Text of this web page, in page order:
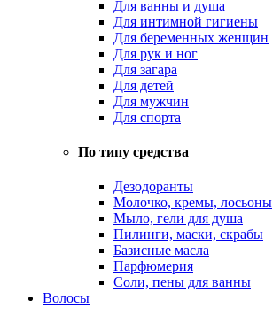
Для ванны и душа
Для интимной гигиены
Для беременных женщин
Для рук и ног
Для загара
Для детей
Для мужчин
Для спорта
По типу средства
Дезодоранты
Молочко, кремы, лосьоны
Мыло, гели для душа
Пилинги, маски, скрабы
Базисные масла
Парфюмерия
Соли, пены для ванны
Волосы